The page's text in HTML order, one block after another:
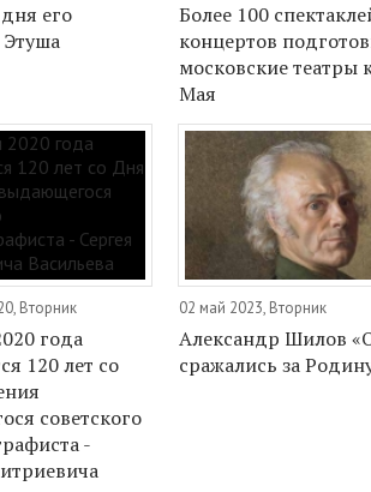
его
Более 100
концертов
московские театры
Мая
Вторник
года
120 лет со
советского
-
02 май 2023, Вторник
Александр Шилов
сражались за